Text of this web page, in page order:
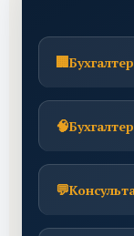
🏢
🧠
💬